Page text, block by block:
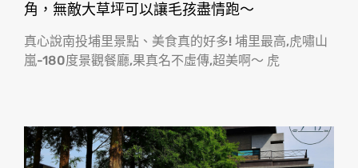
角，無敵大草坪可以讓毛孩盡情跑〜
真心說南投埔里景點、美食真的好多! 埔里最高,虎嘯山
嵐-180度景觀餐廳,果真名不虛傳,超美啊〜 虎